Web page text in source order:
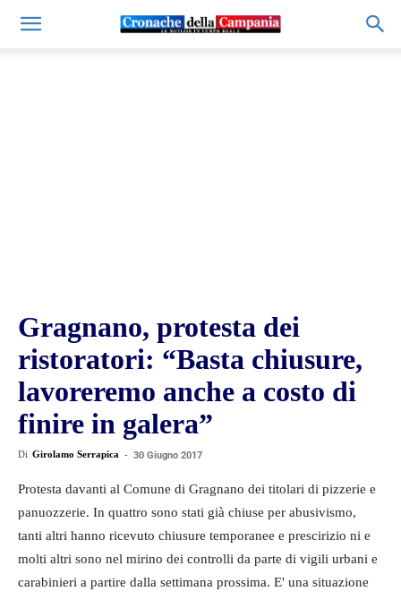
Gragnano, protesta dei
ristoratori: “Basta chiusure,
lavoreremo anche a costo di
finire in galera”
Di Girolamo Serrapica - 30 Giugno 2017
Protesta davanti al Comune di Gragnano dei titolari di pizzerie e
panuozzerie. In quattro sono stati già chiuse per abusivismo,
tanti altri hanno ricevuto chiusure temporanee e prescirizio ni e
molti altri sono nel mirino dei controlli da parte di vigili urbani e
carabinieri a partire dalla settimana prossima. E' una situazione